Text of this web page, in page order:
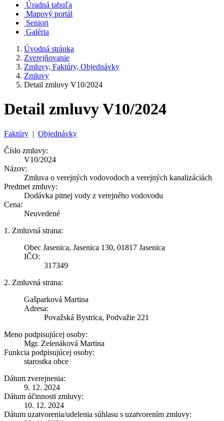
Úradná tabuľa
Mapový portál
Seniori
Galéria
Úvodná stránka
Zverejňovanie
Zmluvy, Faktúry, Objednávky
Zmluvy
Detail zmluvy V10/2024
Detail zmluvy V10/2024
Faktúry | Objednávky
Číslo zmluvy:
V10/2024
Názov:
Zmluva o verejných vodovodoch a verejných kanalizáciách
Predmet zmluvy:
Dodávka pitnej vody z verejného vodovodu
Cena:
Neuvedené
1. Zmluvná strana:
Obec Jasenica, Jasenica 130, 01817 Jasenica
IČO:
317349
2. Zmluvná strana:
Gašparková Martina
Adresa:
Považská Bystrica, Podvažie 221
Meno podpisujúcej osoby:
Mgr. Zelenáková Martina
Funkcia podpisujúcej osoby:
starostka obce
Dátum zverejnenia:
9. 12. 2024
Dátum účinnosti zmluvy:
10. 12. 2024
Dátum uzatvorenia/udelenia súhlasu s uzatvorením zmluvy: